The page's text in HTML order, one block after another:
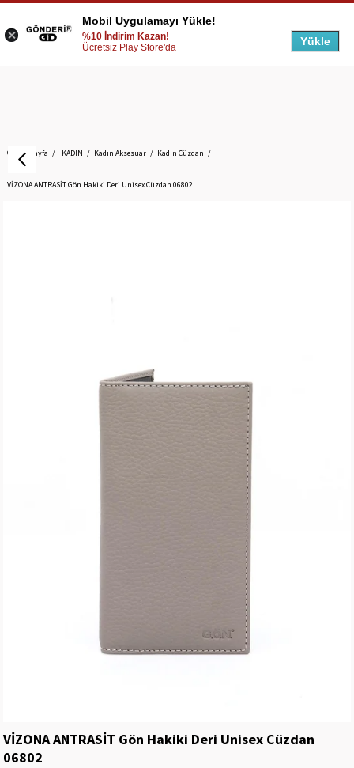
Anasayfa KADIN Kadın Aksesuar Kadın Cüzdan
VİZONA ANTRASİT Gön Hakiki Deri Unisex Cüzdan 06802
VİZONA ANTRASİT Gön Hakiki Deri Unisex Cüzdan
06802
Mobil Uygulamayı Yükle!
%10 İndirim Kazan!
Ücretsiz Play Store'da
Yükle